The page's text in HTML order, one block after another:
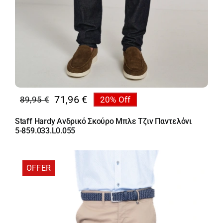
89,95€
Original
price
was:
71,96 €
Η
τρέχουσα
τιμή
20% Off
Staff Hardy Ανδρικό Σκούρο Μπλε Τζιν Παντελόνι
5-859.033.L0.055
OFFER